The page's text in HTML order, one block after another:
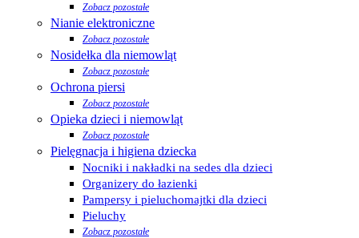
Zobacz pozostałe
Nianie elektroniczne
Zobacz pozostałe
Nosidełka dla niemowląt
Zobacz pozostałe
Ochrona piersi
Zobacz pozostałe
Opieka dzieci i niemowląt
Zobacz pozostałe
Pielęgnacja i higiena dziecka
Nocniki i nakładki na sedes dla dzieci
Organizery do łazienki
Pampersy i pieluchomajtki dla dzieci
Pieluchy
Zobacz pozostałe